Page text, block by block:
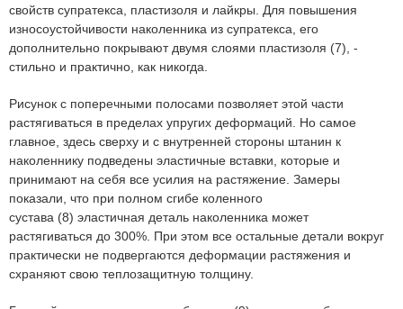
свойств супратекса, пластизоля и лайкры. Для повышения
износоустойчивости наколенника из супратекса, его
дополнительно покрывают двумя слоями пластизоля (7), -
стильно и практично, как никогда.
Рисунок с поперечными полосами позволяет этой части
растягиваться в пределах упругих деформаций. Но самое
главное, здесь сверху и с внутренней стороны штанин к
наколеннику подведены эластичные вставки, которые и
принимают на себя все усилия на растяжение. Замеры
показали, что при полном сгибе коленного
сустава (8) эластичная деталь наколенника может
растягиваться до 300%. При этом все остальные детали вокруг
практически не подвергаются деформации растяжения и
схраняют свою теплозащитную толщину.